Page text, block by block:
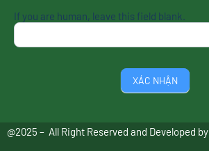
If you are human, leave this field blank.
XÁC NHẬN
@2025 – All Right Reserved and Developed by